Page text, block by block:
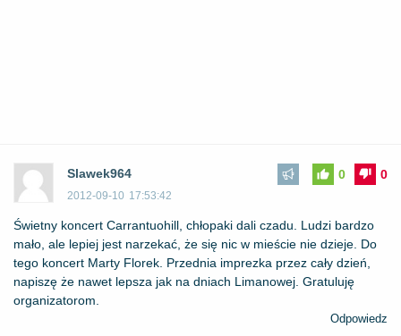
Slawek964
2012-09-10 17:53:42
0
0
Świetny koncert Carrantuohill, chłopaki dali czadu. Ludzi bardzo
mało, ale lepiej jest narzekać, że się nic w mieście nie dzieje. Do
tego koncert Marty Florek. Przednia imprezka przez cały dzień,
napiszę że nawet lepsza jak na dniach Limanowej. Gratuluję
organizatorom.
Odpowiedz